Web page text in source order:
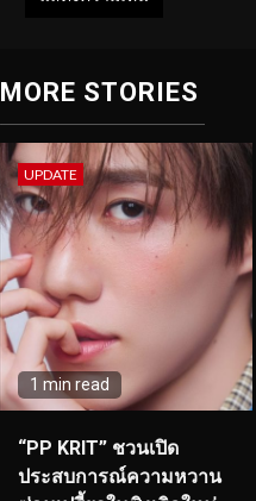
MORE STORIES
UPDATE
1 min read
“PP KRIT” ชวนเปิด
ประสบการณ์ความหวาน